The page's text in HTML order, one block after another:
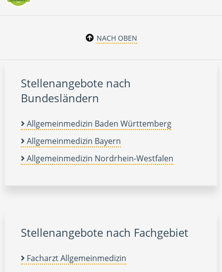
NACH OBEN
Stellenangebote nach
Bundesländern
Allgemeinmedizin Baden Württemberg
Allgemeinmedizin Bayern
Allgemeinmedizin Nordrhein-Westfalen
Stellenangebote nach Fachgebiet
Facharzt Allgemeinmedizin